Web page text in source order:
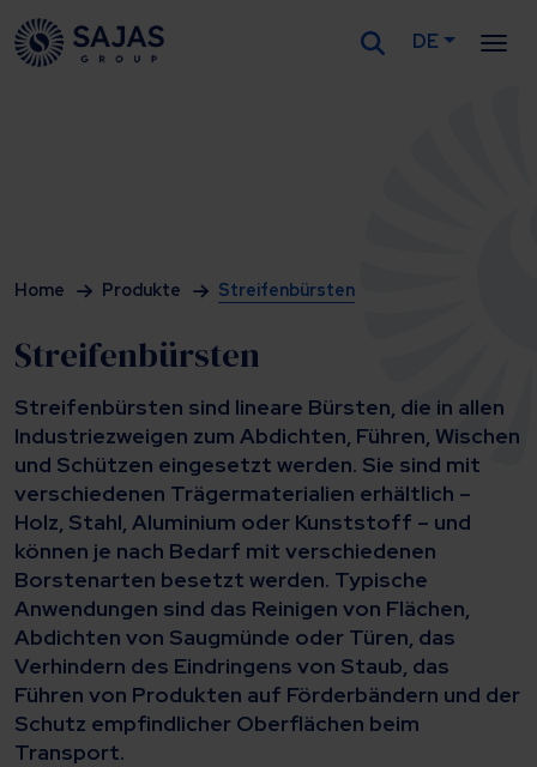
Siirry sisältöön
DE
Home Produkte Streifenbürsten
Streifenbürsten
Streifenbürsten sind lineare Bürsten, die in allen
Industriezweigen zum Abdichten, Führen, Wischen
und Schützen eingesetzt werden. Sie sind mit
verschiedenen Trägermaterialien erhältlich –
Holz, Stahl, Aluminium oder Kunststoff – und
können je nach Bedarf mit verschiedenen
Borstenarten besetzt werden. Typische
Anwendungen sind das Reinigen von Flächen,
Abdichten von Saugmünde oder Türen, das
Verhindern des Eindringens von Staub, das
Führen von Produkten auf Förderbändern und der
Schutz empfindlicher Oberflächen beim
Transport.